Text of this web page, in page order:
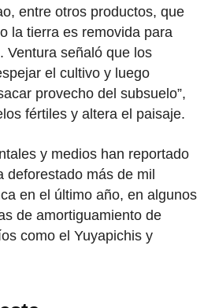
entre otros productos, que
la tierra es removida para
Ventura señaló que los
el cultivo y luego
provecho del subsuelo”,
fértiles y altera el paisaje.
y medios han reportado
deforestado más de mil
en el último año, en algunos
de amortiguamiento de
como el Yuyapichis y